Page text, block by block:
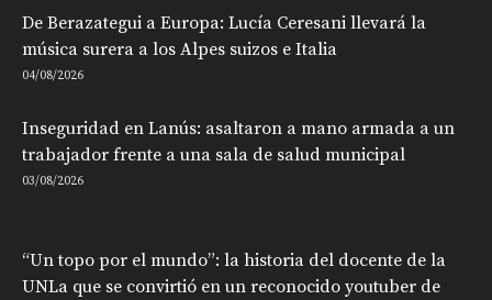
De Berazategui a Europa: Lucía Ceresani llevará la
música surera a los Alpes suizos e Italia
04/08/2026
Inseguridad en Lanús: asaltaron a mano armada a un
trabajador frente a una sala de salud municipal
03/08/2026
“Un topo por el mundo”: la historia del docente de la
UNLa que se convirtió en un reconocido youtuber de